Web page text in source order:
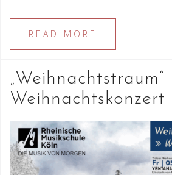
READ MORE
„Weihnachtstraum“
Weihnachtskonzert